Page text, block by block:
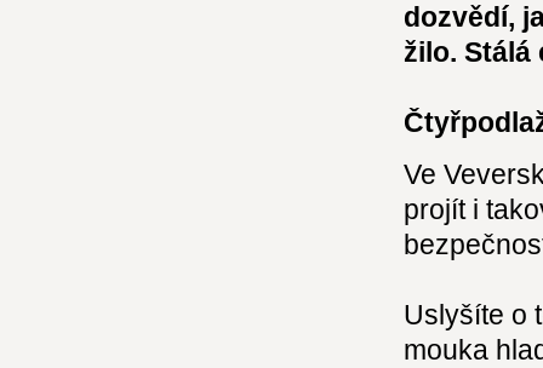
dozvědí,
žilo. Stálá
Ve
projít i
Uslyšíte o
mouka